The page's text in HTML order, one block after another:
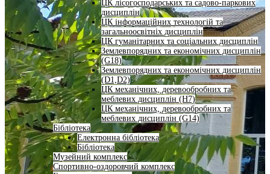
ЦК лісогосподарських та садово-паркових
дисциплін
ЦК інформаційних технологій та
загальноосвітніх дисциплін
ЦК гуманітарних та соціальних дисциплін
Землевпорядних та економічних дисциплін
(G18)
Землевпорядних та економічних дисциплін
(D1,D2)
ЦК механічних, деревообробних та
меблевих дисциплін (H7)
ЦК механічних, деревообробних та
меблевих дисциплін (G14)
Бібліотека
Електронна бібліотека
Бібліотека
Музейний комплекс
Спортивно-оздоровчий комплекс